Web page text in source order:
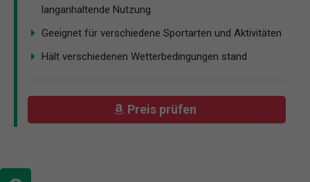
langanhaltende Nutzung
Geeignet für verschiedene Sportarten und Aktivitäten
Hält verschiedenen Wetterbedingungen stand
Preis prüfen